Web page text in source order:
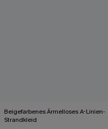
Beigefarbenes Ärmelloses A-Linien-
Strandkleid